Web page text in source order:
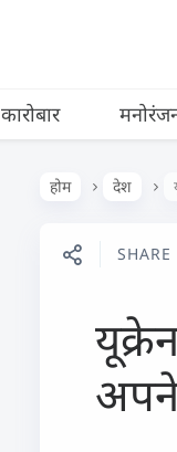
कारोबार
होम देश
SHARE